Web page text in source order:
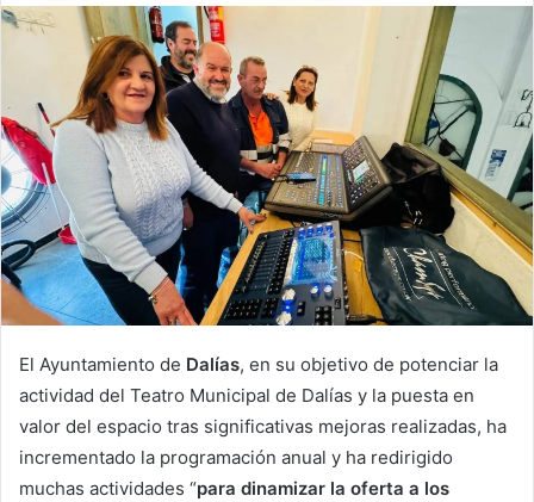
El Ayuntamiento de Dalías, en su objetivo de potenciar la
actividad del Teatro Municipal de Dalías y la puesta en
valor del espacio tras significativas mejoras realizadas, ha
incrementado la programación anual y ha redirigido
muchas actividades “para dinamizar la oferta a los